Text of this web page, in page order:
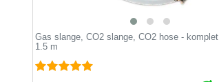
Gas slange, CO2 slange, CO2 hose - komplet,
1.5 m